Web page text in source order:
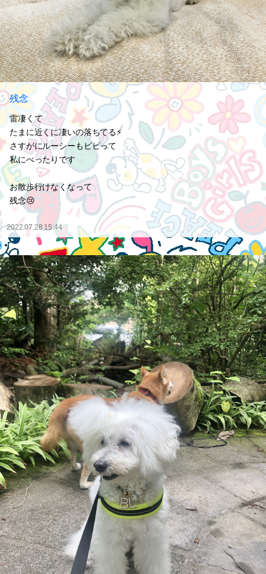
残念
雷凄くて
たまに近くに凄いの落ちてる⚡️
さすがにルーシーもビビって
私にべったりです
お散歩行けなくなって
残念😢
2022.07.28 15:44